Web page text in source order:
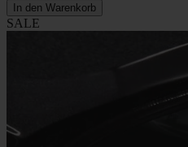
In den Warenkorb
SALE